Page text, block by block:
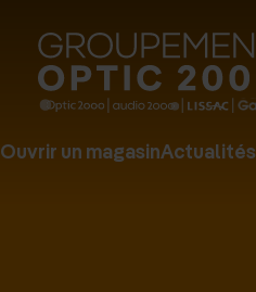
Ouvrir un magasinActualités